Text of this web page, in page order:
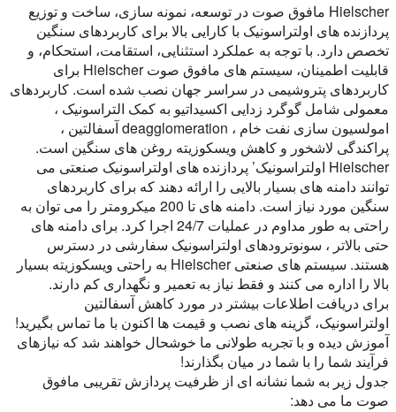
Hielscher مافوق صوت در توسعه، نمونه سازی، ساخت و توزیع
پردازنده های اولتراسونیک با کارایی بالا برای کاربردهای سنگین
تخصص دارد. با توجه به عملکرد استثنایی، استقامت، استحکام، و
قابلیت اطمینان، سیستم های مافوق صوت Hielscher برای
کاربردهای پتروشیمی در سراسر جهان نصب شده است. کاربردهای
معمولی شامل گوگرد زدایی اکسیداتیو به کمک التراسونیک ،
امولسیون سازی نفت خام ، deagglomeration آسفالتین ،
پراکندگی لاشخور و کاهش ویسکوزیته روغن های سنگین است.
Hielscher اولتراسونیک’ پردازنده های اولتراسونیک صنعتی می
توانند دامنه های بسیار بالایی را ارائه دهند که برای کاربردهای
سنگین مورد نیاز است. دامنه های تا 200 میکرومتر را می توان به
راحتی به طور مداوم در عملیات 24/7 اجرا کرد. برای دامنه های
حتی بالاتر ، سونوترودهای اولتراسونیک سفارشی در دسترس
هستند. سیستم های صنعتی Hielscher به راحتی ویسکوزیته بسیار
بالا را اداره می کنند و فقط نیاز به تعمیر و نگهداری کم دارند.
برای دریافت اطلاعات بیشتر در مورد کاهش آسفالتین
اولتراسونیک، گزینه های نصب و قیمت ها اکنون با ما تماس بگیرید!
آموزش دیده و با تجربه طولانی ما خوشحال خواهند شد که نیازهای
فرآیند شما را با شما در میان بگذارند!
جدول زیر به شما نشانه ای از ظرفیت پردازش تقریبی مافوق
صوت ما می دهد: